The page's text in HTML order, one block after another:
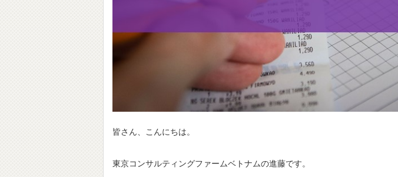
皆さん、こんにちは。
東京コンサルティングファームベトナムの進藤です。